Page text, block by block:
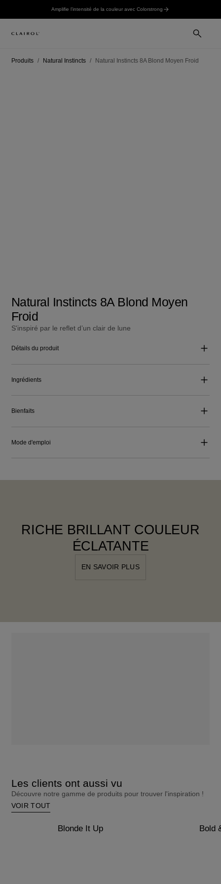
Amplifie l’intensité de la couleur avec Colorstrong
Produits Natural Instincts Natural Instincts 8A Blond Moyen Froid
Natural Instincts 8A Blond Moyen
Froid
S'inspiré par le reflet d’un clair de lune
Détails du produit
Ingrédients
Bienfaits
Mode d'emploi
RICHE BRILLANT COULEUR
ÉCLATANTE
EN SAVOIR PLUS
Les clients ont aussi vu
Découvre notre gamme de produits pour trouver l'inspiration !
VOIR TOUT
Blonde It Up Bold